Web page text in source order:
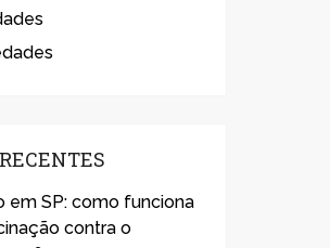
em SP: como funciona
contra o